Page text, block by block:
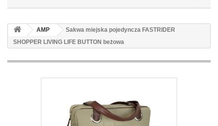
AMP
Sakwa miejska pojedyncza FASTRIDER
SHOPPER LIVING LIFE BUTTON beżowa